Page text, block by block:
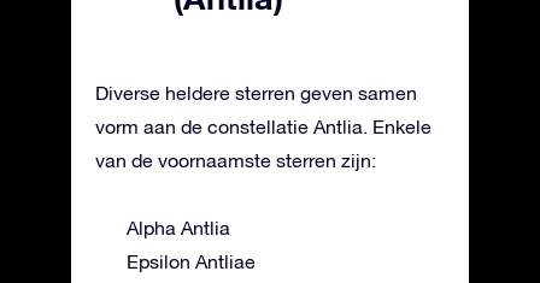
Diverse heldere sterren geven samen
vorm aan de constellatie Antlia. Enkele
van de voornaamste sterren zijn:
Alpha Antlia
Epsilon Antliae